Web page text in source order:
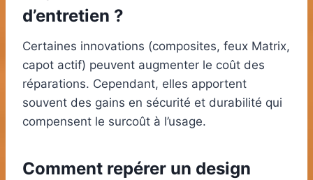
d’entretien ?
Certaines innovations (composites, feux Matrix,
capot actif) peuvent augmenter le coût des
réparations. Cependant, elles apportent
souvent des gains en sécurité et durabilité qui
compensent le surcoût à l’usage.
Comment repérer un design